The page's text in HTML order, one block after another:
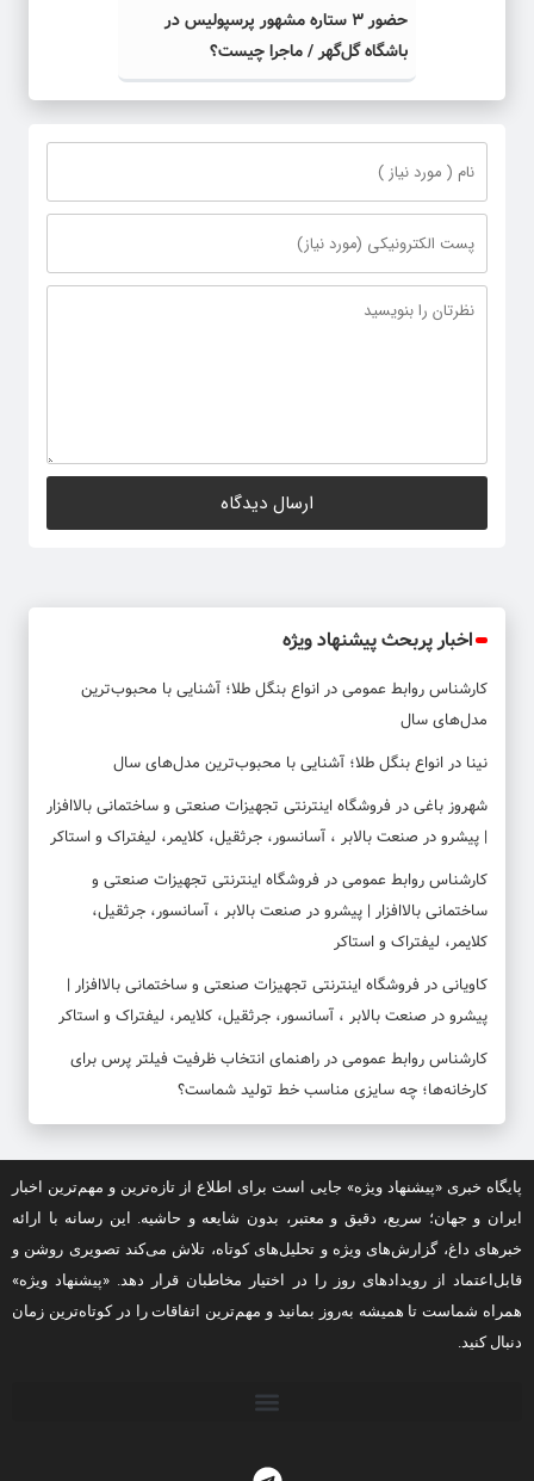
حضور ۳ ستاره مشهور پرسپولیس در
باشگاه گل‌گهر / ماجرا چیست؟
اخبار پربحث پیشنهاد ویژه
کارشناس روابط عمومیدر انواع بنگل طلا؛ آشنایی با محبوب‌ترین
مدل‌های سال
نینا در انواع بنگل طلا؛ آشنایی با محبوب‌ترین مدل‌های سال
شهروز باغیدر فروشگاه اینترنتی تجهیزات صنعتی و ساختمانی بالاافزار
| پیشرو در صنعت بالابر ، آسانسور، جرثقیل، کلایمر، لیفتراک و استاکر
کارشناس روابط عمومیدر فروشگاه اینترنتی تجهیزات صنعتی و
ساختمانی بالاافزار | پیشرو در صنعت بالابر ، آسانسور، جرثقیل،
کلایمر، لیفتراک و استاکر
کاویانیدر فروشگاه اینترنتی تجهیزات صنعتی و ساختمانی بالاافزار |
پیشرو در صنعت بالابر ، آسانسور، جرثقیل، کلایمر، لیفتراک و استاکر
کارشناس روابط عمومیدر راهنمای انتخاب ظرفیت فیلتر پرس برای
کارخانه‌ها؛ چه سایزی مناسب خط تولید شماست؟
پایگاه خبری «پیشنهاد ویژه» جایی است برای اطلاع از تازه‌ترین و مهم‌ترین اخبار
ایران و جهان؛ سریع، دقیق و معتبر، بدون شایعه و حاشیه. این رسانه با ارائه
خبرهای داغ، گزارش‌های ویژه و تحلیل‌های کوتاه، تلاش می‌کند تصویری روشن و
قابل‌اعتماد از رویدادهای روز را در اختیار مخاطبان قرار دهد. «پیشنهاد ویژه»
همراه شماست تا همیشه به‌روز بمانید و مهم‌ترین اتفاقات را در کوتاه‌ترین زمان
دنبال کنید.